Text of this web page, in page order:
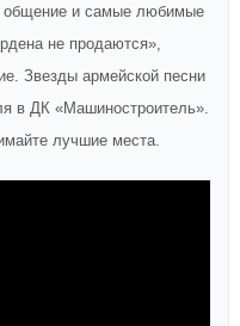
общение и самые любимые
не продаются»,
Звезды армейской песни
в ДК «Машиностроитель».
лучшие места.